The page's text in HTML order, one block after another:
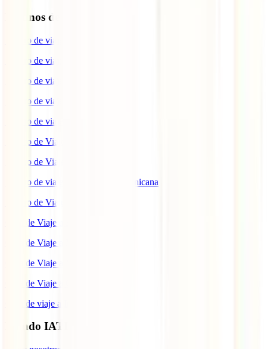
Destinos de interés
Seguro de viaje a EEUU
Seguro de viaje a Indonesia
Seguro de viaje a Marruecos
Seguro de viaje a Reino Unido
Seguro de viaje a México
Seguro de Viaje a Tailandia
Seguro de Viaje a China
Seguro de viaje a República Dominicana
Seguro de Viaje a Colombia
Guía de Viaje a Estados Unidos
Guía de Viaje a México
Guía de Viaje a Marruecos
Guía de Viaje a Cuba
Guía de viaje a Indonesia
Mundo IATI